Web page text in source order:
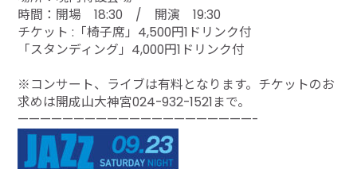
時間：開場 18:30 / 開演 19:30
チケット :「椅子席」4,500円1ドリンク付
「スタンディング」4,000円1ドリンク付
※コンサート、ライブは有料となります。チケットのお
求めは開成山大神宮024-932-1521まで。
—————————————————————-